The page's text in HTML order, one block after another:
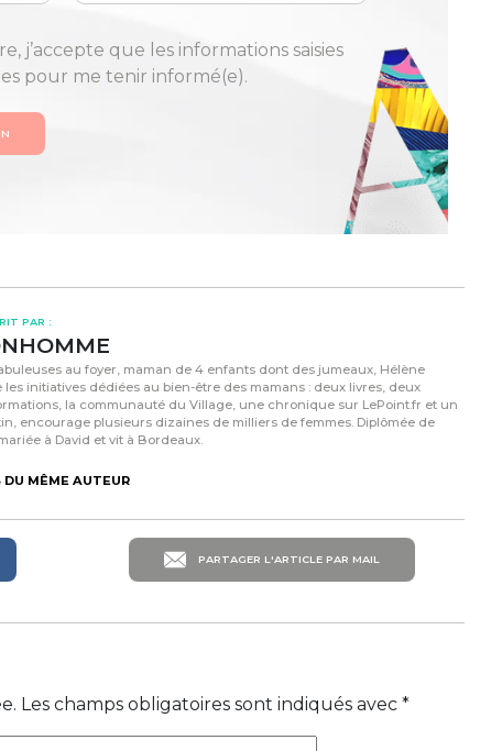
j’accepte que les informations saisies
pour me tenir informé(e).
PAR :
au foyer, maman de 4 enfants dont des jumeaux, Hélène
initiatives dédiées au bien-être des mamans : deux livres, deux
la communauté du Village, une chronique sur LePoint.fr et un
encourage plusieurs dizaines de milliers de femmes. Diplômée de
à David et vit à Bordeaux.
DU MÊME AUTEUR
PARTAGER L'ARTICLE PAR MAIL
Les champs obligatoires sont indiqués avec *